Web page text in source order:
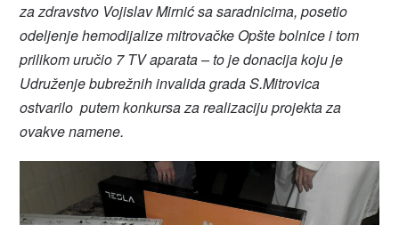
za zdravstvo Vojislav Mirnić sa saradnicima, posetio
odeljenje hemodijalize mitrovačke Opšte bolnice i tom
prilikom uručio 7 TV aparata – to je donacija koju je
Udruženje bubrežnih invalida grada S.Mitrovica
ostvarilo putem konkursa za realizaciju projekta za
ovakve namene.